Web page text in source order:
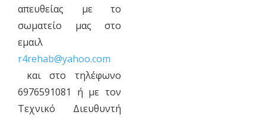
απευθείας με το
σωματείο μας στο
εμαιλ
r4rehab@yahoo.com
και στο τηλέφωνο
6976591081 ή με τον
Τεχνικό Διευθυντή